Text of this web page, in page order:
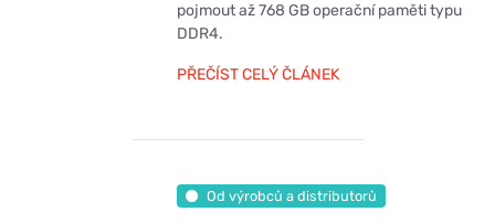
pojmout až 768 GB operační paměti typu
DDR4.
PŘEČÍST CELÝ ČLÁNEK
Od výrobců a distributorů